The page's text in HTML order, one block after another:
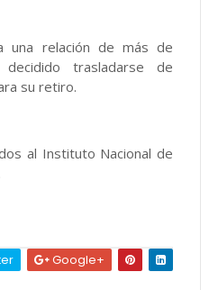
una relación de más de
trasladarse de
su retiro.
al Instituto Nacional de
Google+